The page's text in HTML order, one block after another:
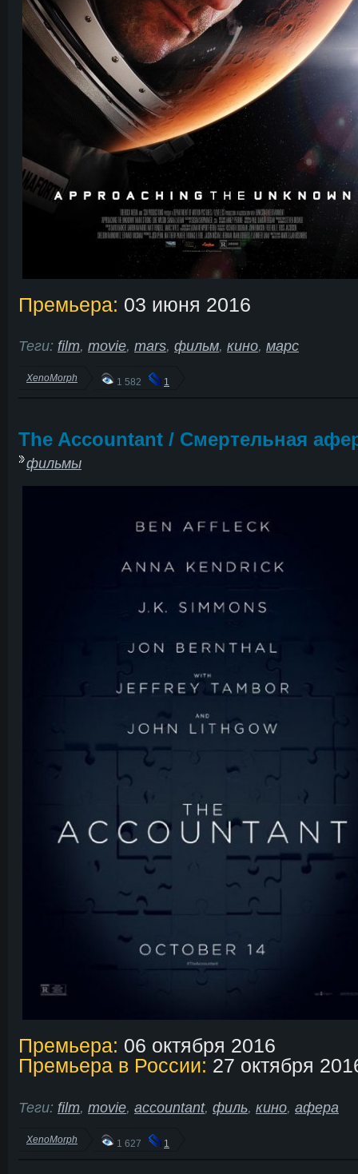
Премьера: 03 июня 2016
Теги: film, movie, mars, фильм, кино, марс
XenoMorph 1 582 1
The Accountant / Смертельная
фильмы
Премьера: 06 октября 2016
Премьера в России: 27 октября
Теги: film, movie, accountant, филь, кино, афера
XenoMorph 1 627 1